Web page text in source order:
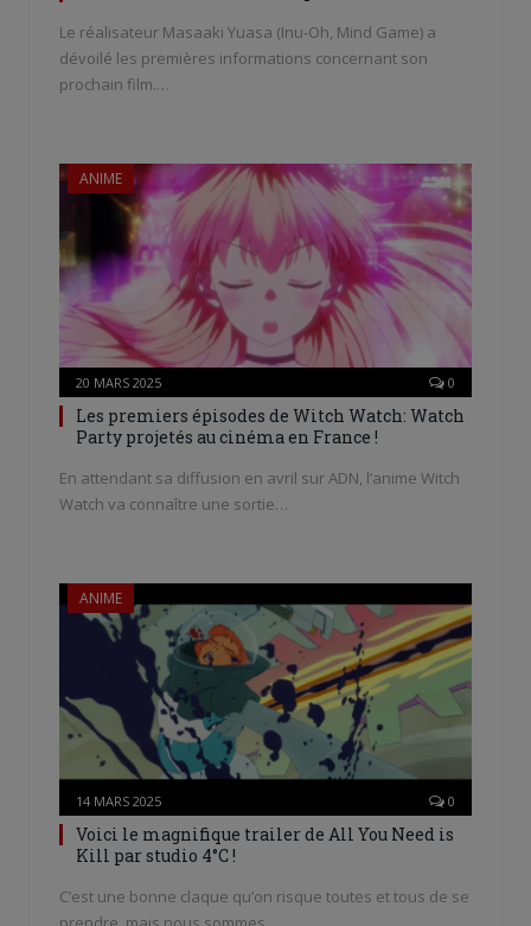
Le réalisateur Masaaki Yuasa (Inu-Oh, Mind Game) a
dévoilé les premières informations concernant son
prochain film.…
ANIME
20 MARS 2025 0
Les premiers épisodes de Witch Watch: Watch
Party projetés au cinéma en France !
En attendant sa diffusion en avril sur ADN, l’anime Witch
Watch va connaître une sortie…
ANIME
14 MARS 2025 0
Voici le magnifique trailer de All You Need is
Kill par studio 4°C !
C’est une bonne claque qu’on risque toutes et tous de se